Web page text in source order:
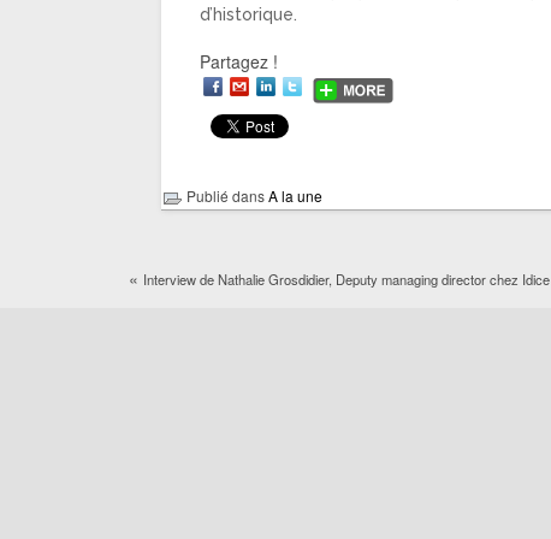
d’historique.
Partagez !
Publié dansA la une
« Interview de Nathalie Grosdidier, ‎Deputy managing director chez Idice